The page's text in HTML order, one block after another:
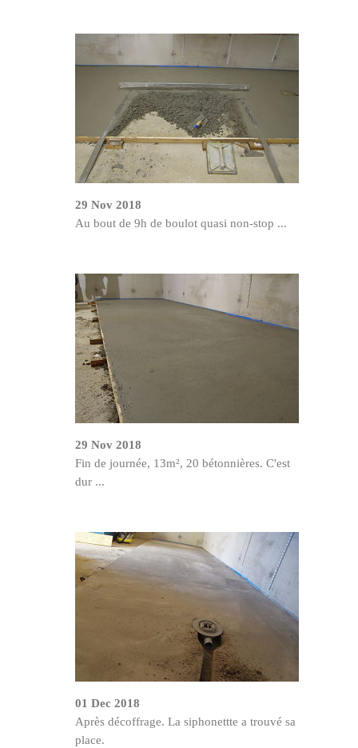
29 Nov 2018
Au bout de 9h de boulot quasi non-stop ...
29 Nov 2018
Fin de journée, 13m², 20 bétonnières. C'est
dur ...
01 Dec 2018
Après décoffrage. La siphonettte a trouvé sa
place.